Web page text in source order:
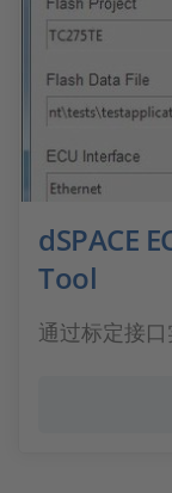
dSPACE
Tool
通过标定接